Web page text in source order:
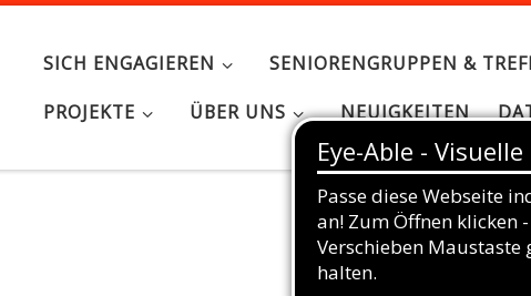
SICH ENGAGIEREN
SENIORENGRUPPEN &
PROJEKTE
ÜBER UNS NEUIGKEITEN